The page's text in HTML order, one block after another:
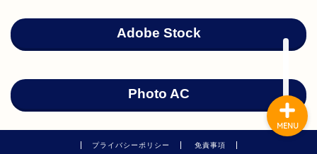
Adobe Stock
Photo AC
プライバシーポリシー 免責事項
MENU
ガジェット